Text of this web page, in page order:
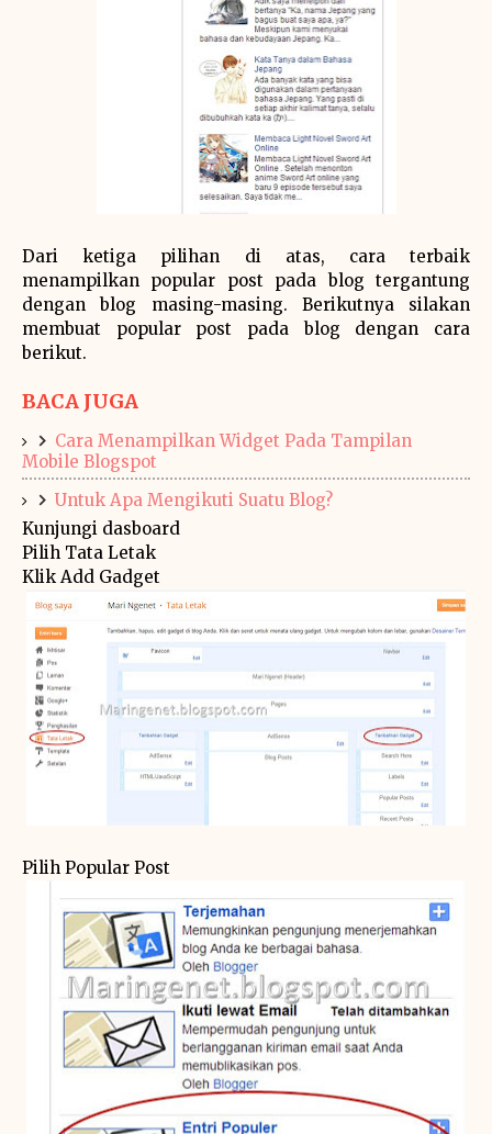
Dari ketiga pilihan di atas, cara terbaik
menampilkan popular post pada blog tergantung
dengan blog masing-masing. Berikutnya silakan
membuat popular post pada blog dengan cara
berikut.
BACA JUGA
Cara Menampilkan Widget Pada Tampilan
Mobile Blogspot
Untuk Apa Mengikuti Suatu Blog?
Kunjungi dasboard
Pilih Tata Letak
Klik Add Gadget
Pilih Popular Post